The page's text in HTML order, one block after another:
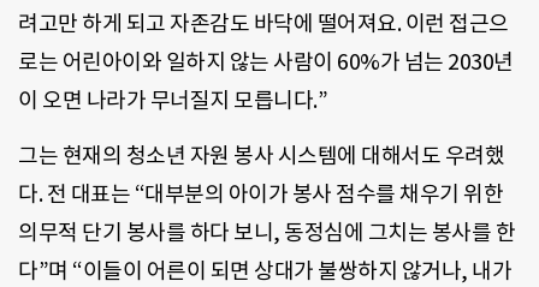
려고만 하게 되고 자존감도 바닥에 떨어져요. 이런 접근으
로는 어린아이와 일하지 않는 사람이 60%가 넘는 2030년
이 오면 나라가 무너질지 모릅니다.”
그는 현재의 청소년 자원 봉사 시스템에 대해서도 우려했
다. 전 대표는 “대부분의 아이가 봉사 점수를 채우기 위한
의무적 단기 봉사를 하다 보니, 동정심에 그치는 봉사를 한
다”며 “이들이 어른이 되면 상대가 불쌍하지 않거나, 내가